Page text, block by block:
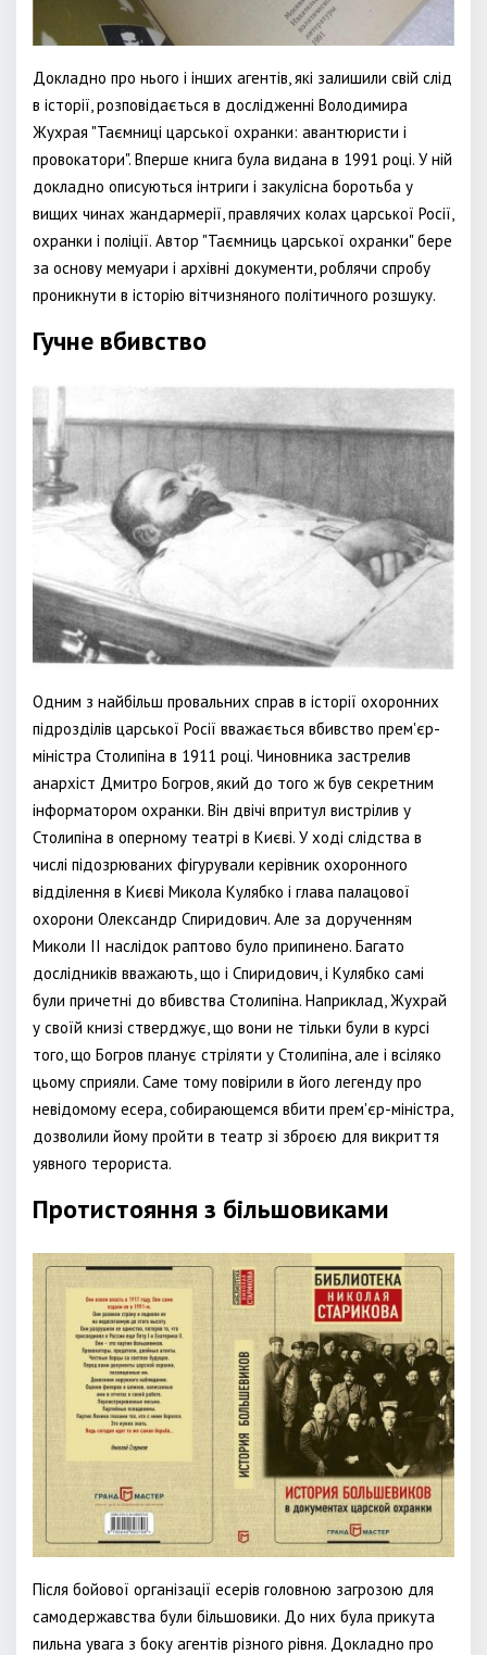
Докладно про нього і інших агентів, які залишили свій слід
в історії, розповідається в дослідженні Володимира
Жухрая "Таємниці царської охранки: авантюристи і
провокатори". Вперше книга була видана в 1991 році. У ній
докладно описуються інтриги і закулісна боротьба у
вищих чинах жандармерії, правлячих колах царської Росії,
охранки і поліції. Автор "Таємниць царської охранки" бере
за основу мемуари і архівні документи, роблячи спробу
проникнути в історію вітчизняного політичного розшуку.
Гучне вбивство
Одним з найбільш провальних справ в історії охоронних
підрозділів царської Росії вважається вбивство прем'єр-
міністра Столипіна в 1911 році. Чиновника застрелив
анархіст Дмитро Богров, який до того ж був секретним
інформатором охранки. Він двічі впритул вистрілив у
Столипіна в оперному театрі в Києві. У ході слідства в
числі підозрюваних фігурували керівник охоронного
відділення в Києві Микола Кулябко і глава палацової
охорони Олександр Спиридович. Але за дорученням
Миколи II наслідок раптово було припинено. Багато
дослідників вважають, що і Спиридович, і Кулябко самі
були причетні до вбивства Столипіна. Наприклад, Жухрай
у своїй книзі стверджує, що вони не тільки були в курсі
того, що Богров планує стріляти у Столипіна, але і всіляко
цьому сприяли. Саме тому повірили в його легенду про
невідомому есера, собирающемся вбити прем'єр-міністра,
дозволили йому пройти в театр зі зброєю для викриття
уявного терориста.
Протистояння з більшовиками
Після бойової організації есерів головною загрозою для
самодержавства були більшовики. До них була прикута
пильна увага з боку агентів різного рівня. Докладно про